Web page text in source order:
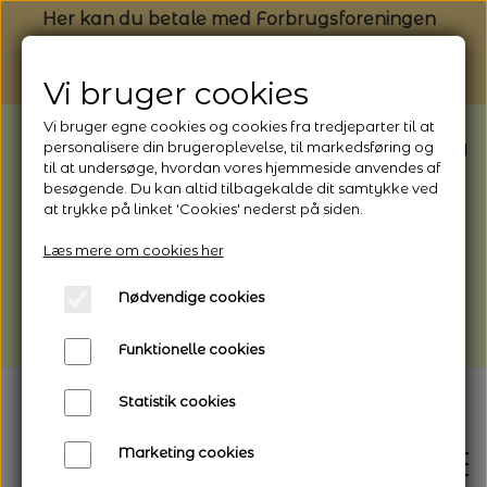
Her kan du betale med Forbrugsforeningen
BEMÆRK: Butikken har ferielukket* fra
1/8 - 9/8 - 2026
*Webshoppen er åben og sender hele
afhentning
Vi gør opmærksom på, at der kan være lidt
længere leveringstid
Vi bruger cookies
Vi bruger egne cookies og cookies fra tredjeparter til at
personalisere din brugeroplevelse, til markedsføring og
til at undersøge, hvordan vores hjemmeside anvendes af
besøgende. Du kan altid tilbagekalde dit samtykke ved
at trykke på linket 'Cookies' nederst på siden.
Læs mere om cookies her
Nødvendige cookies
Funktionelle cookies
Statistik cookies
Marketing cookies